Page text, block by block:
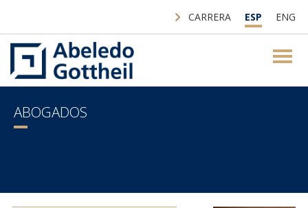
CARRERA ESP ENG
ABOGADOS